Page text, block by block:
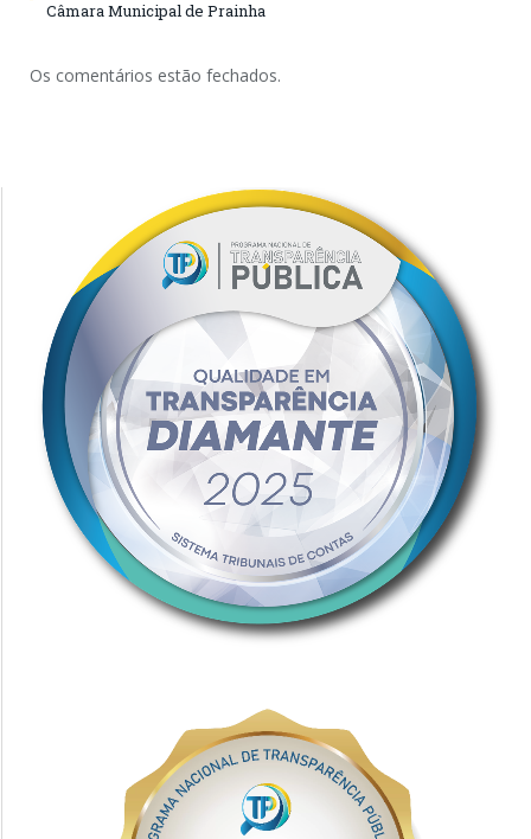
Câmara Municipal de Prainha
Os comentários estão fechados.